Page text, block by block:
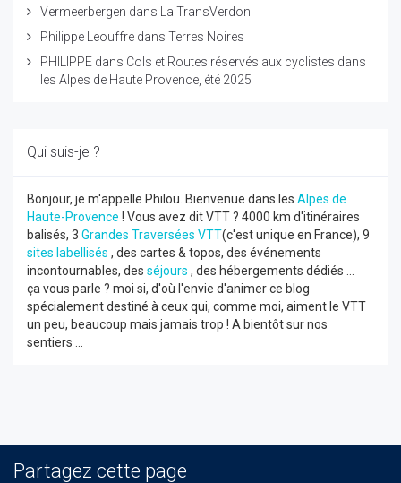
Vermeerbergen dans
La TransVerdon
Philippe Leouffre dans Terres Noires
PHILIPPE dans Cols et Routes réservés aux cyclistes dans
les Alpes de Haute Provence, été 2025
Qui suis-je ?
Bonjour, je m'appelle Philou. Bienvenue dans les Alpes de
Haute-Provence ! Vous avez dit VTT ? 4000 km d'itinéraires
balisés, 3 Grandes Traversées VTT(c'est unique en France), 9
sites labellisés , des cartes & topos, des événements
incontournables, des séjours , des hébergements dédiés ...
ça vous parle ? moi si, d'où l'envie d'animer ce blog
spécialement destiné à ceux qui, comme moi, aiment le VTT
un peu, beaucoup mais jamais trop ! A bientôt sur nos
sentiers ...
Partagez cette page